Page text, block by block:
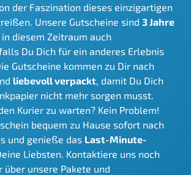
der Faszination dieses einzigartigen
Unsere Gutscheine sind3 Jahre
in diesem Zeitraum auch
falls Du Dich für ein anderes Erlebnis
Gutscheine kommen zu Dir nach
liebevoll verpackt , damit Du Dich
nicht mehr sorgen musst.
Kurier zu warten? Kein Problem!
bequem zu Hause sofort nach
und genieße das Last-Minute-
Liebsten. Kontaktiere uns noch
über unsere Pakete und